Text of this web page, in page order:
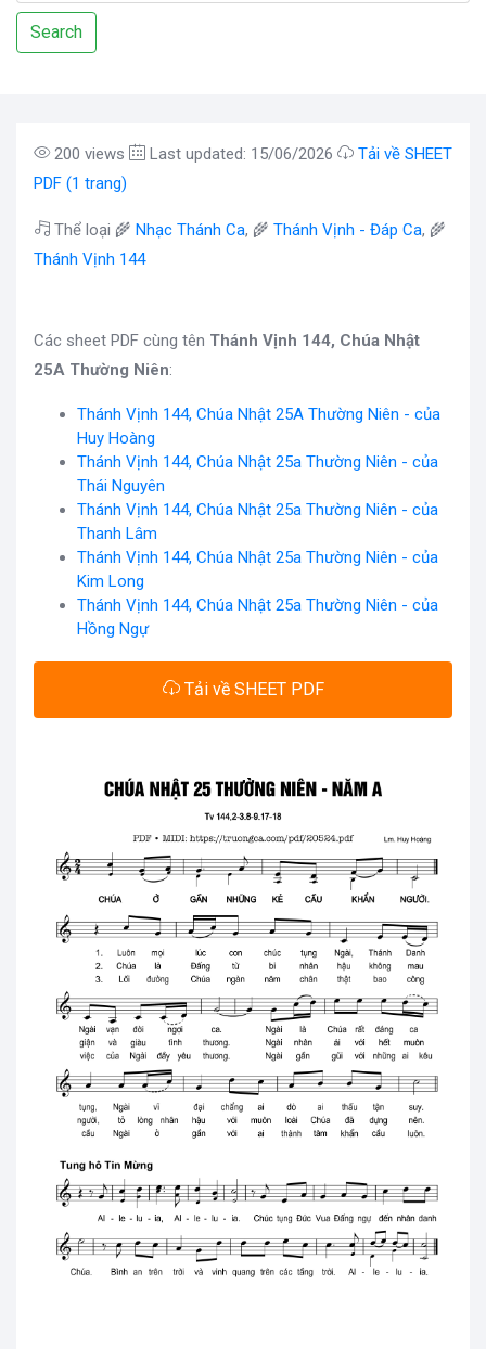
Search
200 views Last updated: 15/06/2026
Tải về SHEET
PDF (1 trang)
Thể loại 🌾 Nhạc Thánh Ca, 🌾 Thánh Vịnh - Đáp Ca, 🌾
Thánh Vịnh 144
Các sheet PDF cùng tên Thánh Vịnh 144, Chúa Nhật
25A Thường Niên:
Thánh Vịnh 144, Chúa Nhật 25A Thường Niên - của
Huy Hoàng
Thánh Vịnh 144, Chúa Nhật 25a Thường Niên - của
Thái Nguyên
Thánh Vịnh 144, Chúa Nhật 25a Thường Niên - của
Thanh Lâm
Thánh Vịnh 144, Chúa Nhật 25a Thường Niên - của
Kim Long
Thánh Vịnh 144, Chúa Nhật 25a Thường Niên - của
Hồng Ngự
Tải về SHEET PDF